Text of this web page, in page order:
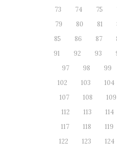
73
74 75
79
80 81
85
86 87
91
92 93
97
98 99
102
103 104
107
108 109
112
113 114
117
118 119
122
123 124